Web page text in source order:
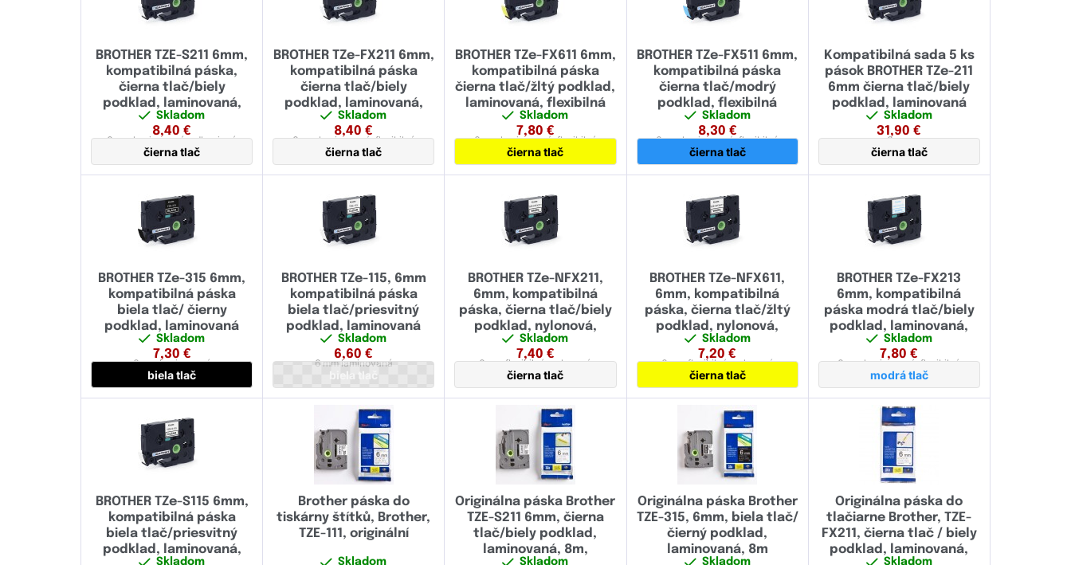
23.60
24.00
36.00
38.00
BROTHER TZE-S211 6mm,
kompatibilná páska,
čierna tlač/biely
podklad, laminovaná,
extrémne adhezivná
Skladom
8,40 €
6 mmlaminovaná,adhezivná
čierna tlač
BROTHER TZe-FX211 6mm,
kompatibilná páska
čierna tlač/biely
podklad, laminovaná,
flexibilná
Skladom
8,40 €
6 mmlaminovaná,flexibilná
čierna tlač
BROTHER TZe-FX611 6mm,
kompatibilná páska
čierna tlač/žltý podklad,
laminovaná, flexibilná
Skladom
7,80 €
6 mmlaminovaná,flexibilná
čierna tlač
BROTHER TZe-FX511 6mm,
kompatibilná páska
čierna tlač/modrý
podklad, flexibilná
Skladom
8,30 €
6 mmlaminovaná,flexibilná
čierna tlač
Kompatibilná sada 5 ks
pások BROTHER TZe-211
6mm čierna tlač/biely
podklad, laminovaná
Skladom
31,90 €
6 mm
čierna tlač
BROTHER TZe-315 6mm,
kompatibilná páska
biela tlač/ čierny
podklad, laminovaná
Skladom
7,30 €
6 mmlaminovaná
biela tlač
BROTHER TZe-115, 6mm
kompatibilná páska
biela tlač/priesvitný
podklad, laminovaná
Skladom
6,60 €
6 mmlaminovaná
biela tlač
BROTHER TZe-NFX211,
6mm, kompatibilná
páska, čierna tlač/biely
podklad, nylonová,
flexibilná
Skladom
7,40 €
6 mmflexibilná,nylonová
čierna tlač
BROTHER TZe-NFX611,
6mm, kompatibilná
páska, čierna tlač/žltý
podklad, nylonová,
flexibilná
Skladom
7,20 €
6 mmflexibilná,nylonová
čierna tlač
BROTHER TZe-FX213
6mm, kompatibilná
páska modrá tlač/biely
podklad, laminovaná,
flexibilná
Skladom
7,80 €
6 mmlaminovaná,flexibilná
modrá tlač
BROTHER TZe-S115 6mm,
kompatibilná páska
biela tlač/priesvitný
podklad, laminovaná,
Skladom
Brother páska do
tiskárny štítků, Brother,
TZE-111, originální
Skladom
Originálna páska Brother
TZE-S211 6mm, čierna
tlač/biely podklad,
laminovaná, 8m,
Skladom
Originálna páska Brother
TZE-315, 6mm, biela tlač/
čierný podklad,
laminovaná, 8m
Skladom
Originálna páska do
tlačiarne Brother, TZE-
FX211, čierna tlač / biely
podklad, laminovaná,
Skladom